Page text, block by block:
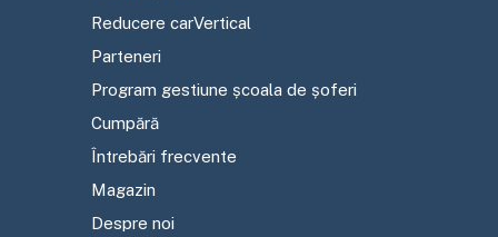
Reducere carVertical
Parteneri
Program gestiune școala de șoferi
Cumpără
Întrebări frecvente
Magazin
Despre noi